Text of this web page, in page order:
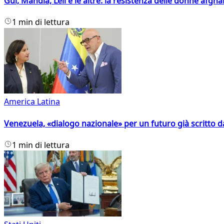
1 min di lettura
America Latina
Venezuela, «dialogo nazionale» per un futuro già scritto
1 min di lettura